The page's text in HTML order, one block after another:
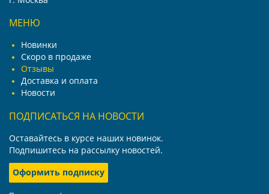
МЕНЮ
Новинки
Скоро в продаже
Отзывы
Доставка и оплата
Новости
ПОДПИСАТЬСЯ НА НОВОСТИ
Оставайтесь в курсе наших новинок.
Подпишитесь на рассылку новостей.
Оформить подписку